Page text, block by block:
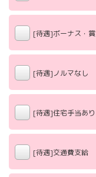
[待遇]ボーナス・
[待遇]ノルマなし
[待遇]住宅手当あり
[待遇]交通費支給